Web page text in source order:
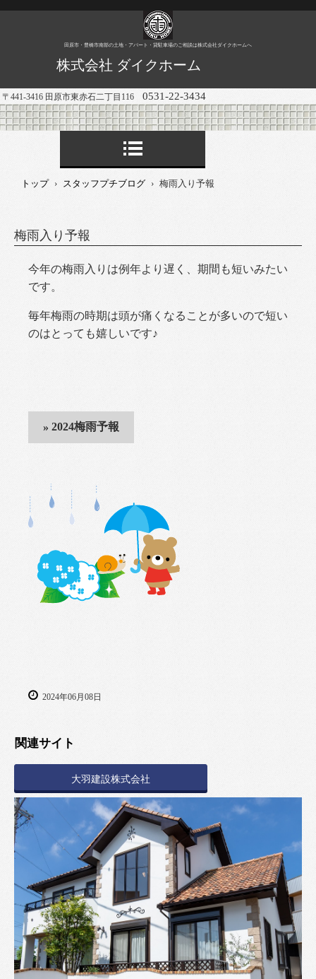
田原市・豊橋市南部の土地・アパート・貸駐車場のご相談は株式会社ダイクホームへ
株式会社 ダイクホーム
〒441-3416 田原市東赤石二丁目116 0531-22-3434
トップ › スタッフプチブログ › 梅雨入り予報
梅雨入り予報
今年の梅雨入りは例年より遅く、期間も短いみたい
です。
毎年梅雨の時期は頭が痛くなることが多いので短い
のはとっても嬉しいです♪
2024梅雨予報
2024年06月08日
関連サイト
大羽建設株式会社